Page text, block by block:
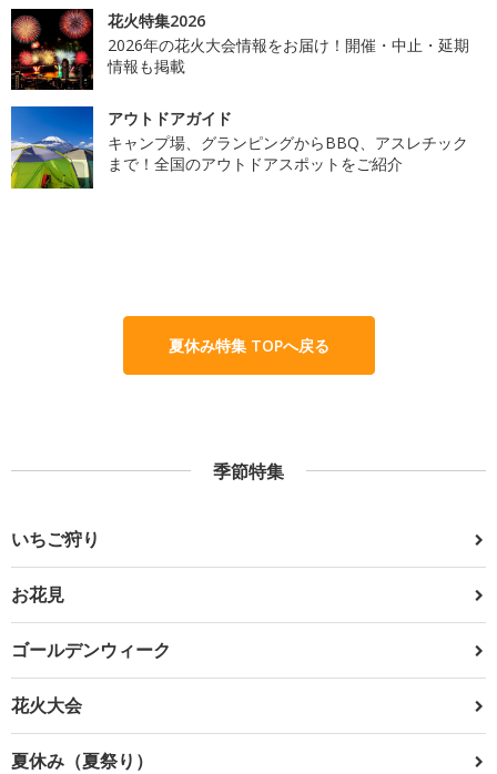
花火特集2026
2026年の花火大会情報をお届け！開催・中止・延期
情報も掲載
アウトドアガイド
キャンプ場、グランピングからBBQ、アスレチック
まで！全国のアウトドアスポットをご紹介
夏休み特集 TOPへ戻る
季節特集
いちご狩り
お花見
ゴールデンウィーク
花火大会
夏休み（夏祭り）